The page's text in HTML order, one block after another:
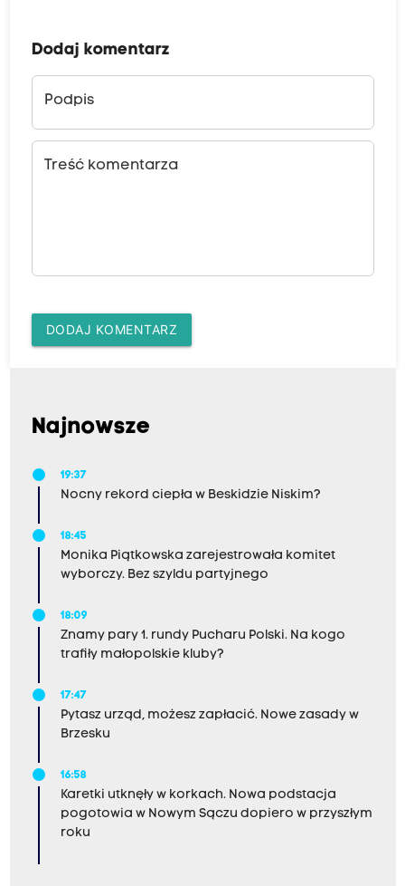
Dodaj komentarz
Podpis
Treść komentarza
DODAJ KOMENTARZ
Najnowsze
19:37
Nocny rekord ciepła w Beskidzie Niskim?
18:45
Monika Piątkowska zarejestrowała komitet
wyborczy. Bez szyldu partyjnego
18:09
Znamy pary 1. rundy Pucharu Polski. Na kogo
trafiły małopolskie kluby?
17:47
Pytasz urząd, możesz zapłacić. Nowe zasady w
Brzesku
16:58
Karetki utknęły w korkach. Nowa podstacja
pogotowia w Nowym Sączu dopiero w przyszłym
roku